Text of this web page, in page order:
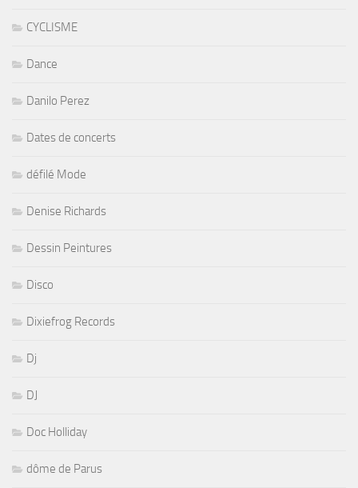
CYCLISME
Dance
Danilo Perez
Dates de concerts
défilé Mode
Denise Richards
Dessin Peintures
Disco
Dixiefrog Records
Dj
DJ
Doc Holliday
dôme de Parus